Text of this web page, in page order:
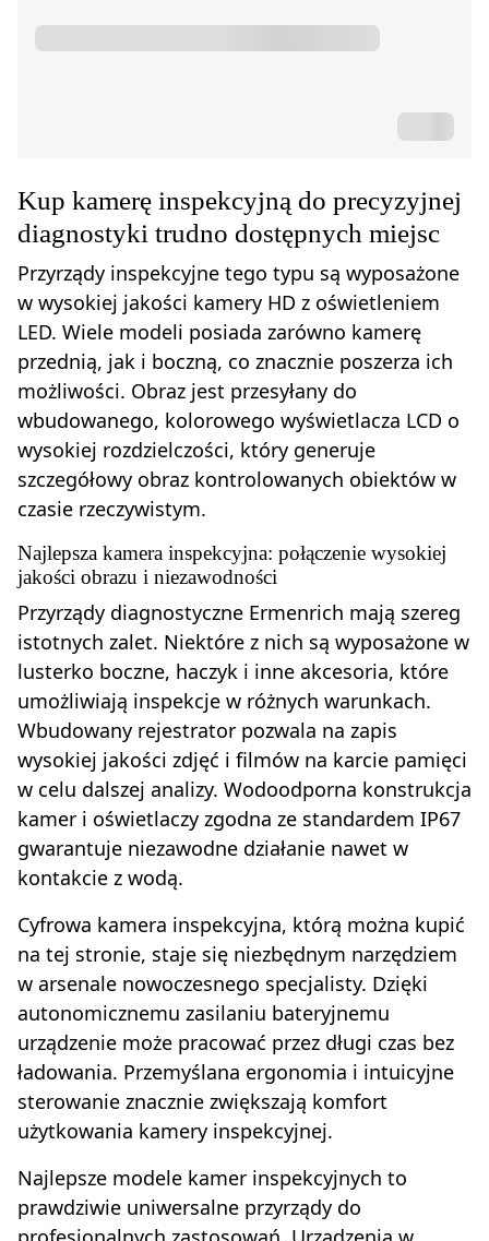
Kup kamerę inspekcyjną do precyzyjnej
diagnostyki trudno dostępnych miejsc
Przyrządy inspekcyjne tego typu są wyposażone
w wysokiej jakości kamery HD z oświetleniem
LED. Wiele modeli posiada zarówno kamerę
przednią, jak i boczną, co znacznie poszerza ich
możliwości. Obraz jest przesyłany do
wbudowanego, kolorowego wyświetlacza LCD o
wysokiej rozdzielczości, który generuje
szczegółowy obraz kontrolowanych obiektów w
czasie rzeczywistym.
Najlepsza kamera inspekcyjna: połączenie wysokiej
jakości obrazu i niezawodności
Przyrządy diagnostyczne Ermenrich mają szereg
istotnych zalet. Niektóre z nich są wyposażone w
lusterko boczne, haczyk i inne akcesoria, które
umożliwiają inspekcje w różnych warunkach.
Wbudowany rejestrator pozwala na zapis
wysokiej jakości zdjęć i filmów na karcie pamięci
w celu dalszej analizy. Wodoodporna konstrukcja
kamer i oświetlaczy zgodna ze standardem IP67
gwarantuje niezawodne działanie nawet w
kontakcie z wodą.
Cyfrowa kamera inspekcyjna, którą można kupić
na tej stronie, staje się niezbędnym narzędziem
w arsenale nowoczesnego specjalisty. Dzięki
autonomicznemu zasilaniu bateryjnemu
urządzenie może pracować przez długi czas bez
ładowania. Przemyślana ergonomia i intuicyjne
sterowanie znacznie zwiększają komfort
użytkowania kamery inspekcyjnej.
Najlepsze modele kamer inspekcyjnych to
prawdziwie uniwersalne przyrządy do